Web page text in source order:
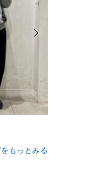
もっとみる